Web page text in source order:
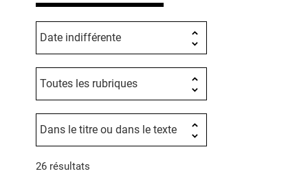
26 résultats